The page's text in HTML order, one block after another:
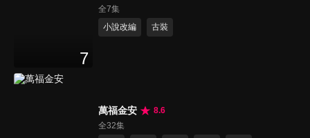
7
全7集
小說改編
古裝
萬福金安
8.6
全32集